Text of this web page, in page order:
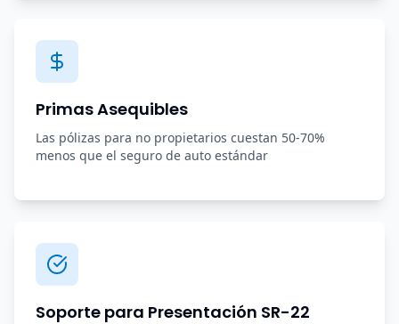
Primas Asequibles
Las pólizas para no propietarios cuestan 50-70%
menos que el seguro de auto estándar
Soporte para Presentación SR-22